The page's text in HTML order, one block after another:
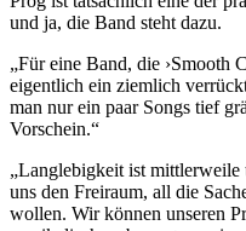
und ja, die Band steht dazu.
„Für eine Band, die ›Smooth
eigentlich ein ziemlich
man nur ein paar Songs tief
Vorschein.“
„Langlebigkeit ist mittlerweile
uns den Freiraum, all die
wollen. Wir können unseren